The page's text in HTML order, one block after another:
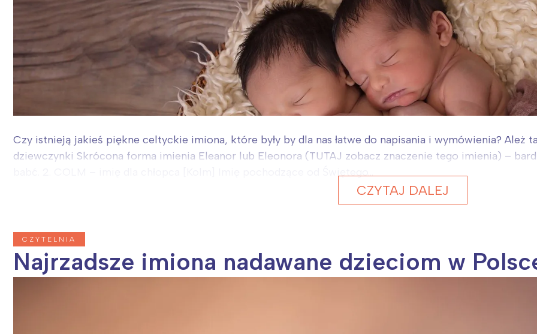
Czy istnieją jakieś piękne celtyckie imiona, które były by dla nas łatwe do napisania i wymówienia? Ależ
dziewczynki Skrócona forma imienia Eleanor lub Eleonora (TUTAJ zobacz znaczenie tego imienia) –
CZYTAJ DALEJ
CZYTELNIA
Najrzadsze imiona nadawane dzieciom w